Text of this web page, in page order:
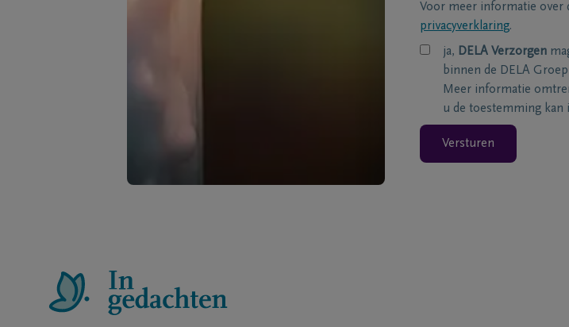
Voor meer informatie over
privacyverklaring.
ja, DELA Verzorgen
binnen de DELA
Meer informatie
u de toestemming
Versturen